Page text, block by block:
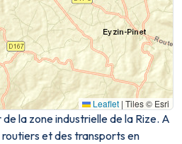
Leaflet | Tiles © Esri
la zone industrielle de la Rize. A
et des transports en